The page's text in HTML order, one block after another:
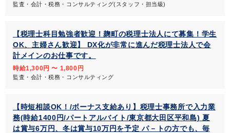
監査・会計・税務・コンサルティング(スタッフ・担当級)
【税理士科目勉強者歓迎！麹町の税理士法人にて募集！学生
OK、主婦さん歓迎】 DX化が非常に進んだ税理士法人で会
計メインのお仕事です。
時給1,300円 〜 1,800円
監査・会計・税務・コンサルティング
【時短相談OK！/ボーナス支給あり】税理士事務所で入力業
務(時給1400円/パートアルバイト/東京都大田区平和島) 夏
は賞与6万円、冬は賞与10万円を予定 パ－トの方でも、毎